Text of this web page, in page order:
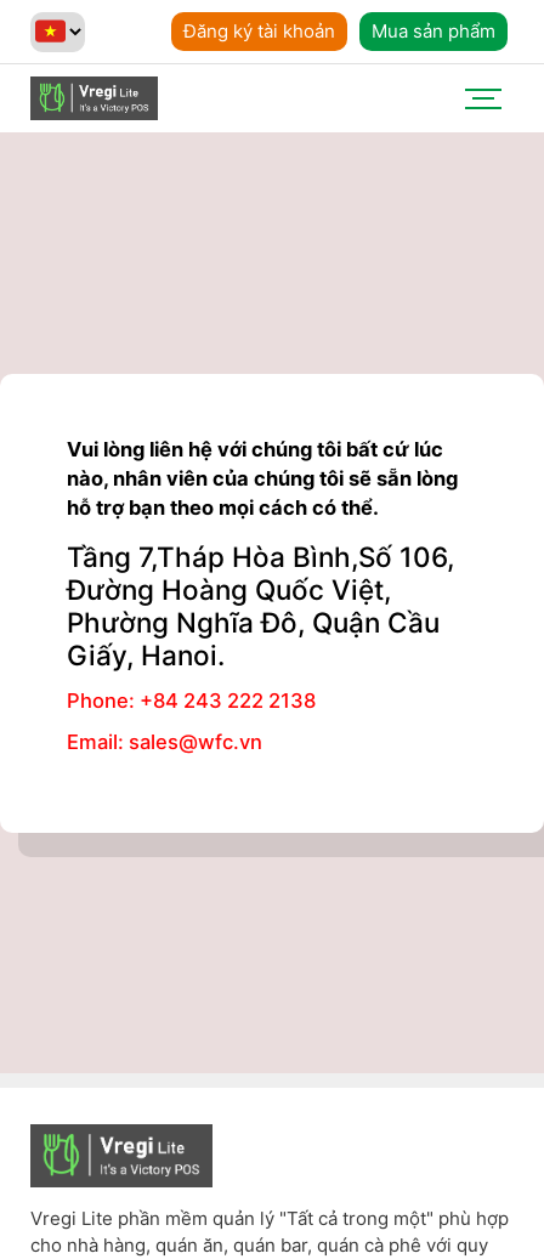
Đăng ký tài khoản Mua sản phẩm
Vui lòng liên hệ với chúng tôi bất cứ lúc
nào, nhân viên của chúng tôi sẽ sẵn lòng
hỗ trợ bạn theo mọi cách có thể.
Tầng 7,Tháp Hòa Bình,Số 106,
Đường Hoàng Quốc Việt,
Phường Nghĩa Đô, Quận Cầu
Giấy, Hanoi.
Phone: +84 243 222 2138
Email: sales@wfc.vn
Vregi Lite phần mềm quản lý "Tất cả trong một" phù hợp
cho nhà hàng, quán ăn, quán bar, quán cà phê với quy